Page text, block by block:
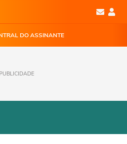
DO ASSINANTE
PUBLICIDADE